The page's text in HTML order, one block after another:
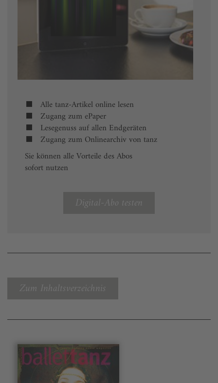
Alle tanz-Artikel online lesen
Zugang zum ePaper
Lesegenuss auf allen Endgeräten
Zugang zum Onlinearchiv von tanz
Sie können alle Vorteile des Abos
sofort nutzen
Digital-Abo testen
Zum Inhaltsverzeichnis